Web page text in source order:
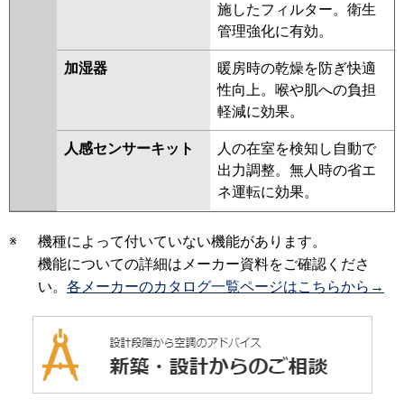
施したフィルター。衛生
管理強化に有効。
加湿器
暖房時の乾燥を防ぎ快適
性向上。喉や肌への負担
軽減に効果。
人感センサーキット
人の在室を検知し自動で
出力調整。無人時の省エ
ネ運転に効果。
※
機種によって付いていない機能があります。
機能についての詳細はメーカー資料をご確認くださ
い。 各メーカーのカタログ一覧ページはこちらから→